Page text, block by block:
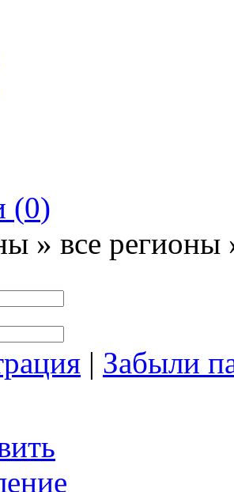
(0)
» все регионы
| Забыли